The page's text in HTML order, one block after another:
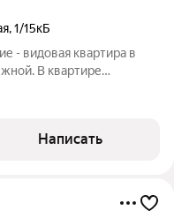
,1/15кБ
- видовая квартира в
В квартире
работы.
Написать